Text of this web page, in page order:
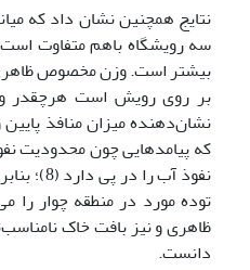
نتایج همچنین نشان داد که
سه رویشگاه باهم متفاوت
بیشتر است. وزن مخصوص ظاهری
بر روی رویش است هرچقدر
نشان‌دهنده میزان منافذ
که پیامدهایی چون محدودیت
نفوذ آب
توده مورد در منطقه چوار را
ظاهری و نیز بافت خاک
دانست.